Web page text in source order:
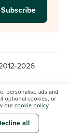
personalise ads and
optional cookies, or
our cookie policy.
all
2026